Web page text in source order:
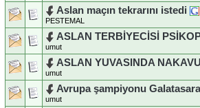
Aslan maçın tekrarını istedi
PESTEMAL
ASLAN TERBİYECİSİ
umut
ASLAN YUVASINDA
umut
Avrupa şampiyonu
umut